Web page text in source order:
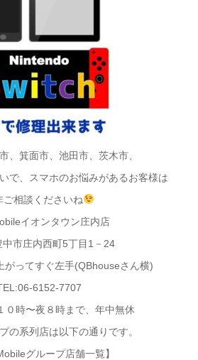
、箕面市、池田市、茨木市、
で、スマホのお悩みがあるお客様は
ご相談くださいね
イオンタウン庄内店
中市庄内西町5丁目1－24
がってすぐ左手(QBhouseさん横)
6152-7707
０時〜夜８時まで、年中無休
の系列店は以下の通りです。
グループ店舗一覧】